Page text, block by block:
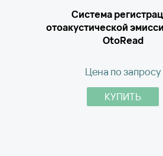
Система
отоакустической
OtoRead
Цена по запросу
КУПИТЬ